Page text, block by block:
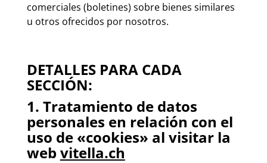
comerciales (boletines) sobre bienes similares
u otros ofrecidos por nosotros.
DETALLES PARA CADA
SECCIÓN:
1. Tratamiento de datos
personales en relación con el
uso de «cookies» al visitar la
web vitella.ch